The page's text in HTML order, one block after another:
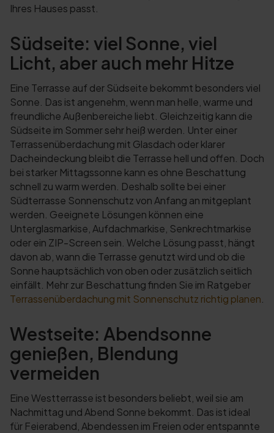
Ihres Hauses passt.
Südseite: viel Sonne, viel
Licht, aber auch mehr Hitze
Eine Terrasse auf der Südseite bekommt besonders viel
Sonne. Das ist angenehm, wenn man helle, warme und
freundliche Außenbereiche liebt. Gleichzeitig kann die
Südseite im Sommer sehr heiß werden. Unter einer
Terrassenüberdachung mit Glasdach oder klarer
Dacheindeckung bleibt die Terrasse hell und offen. Doch
bei starker Mittagssonne kann es ohne Beschattung
schnell zu warm werden. Deshalb sollte bei einer
Südterrasse Sonnenschutz von Anfang an mitgeplant
werden. Geeignete Lösungen können eine
Unterglasmarkise, Aufdachmarkise, Senkrechtmarkise
oder ein ZIP-Screen sein. Welche Lösung passt, hängt
davon ab, wann die Terrasse genutzt wird und ob die
Sonne hauptsächlich von oben oder zusätzlich seitlich
einfällt. Mehr zur Beschattung finden Sie im Ratgeber
Terrassenüberdachung mit Sonnenschutz richtig planen
Westseite: Abendsonne
genießen, Blendung
vermeiden
Eine Westterrasse ist besonders beliebt, weil sie am
Nachmittag und Abend Sonne bekommt. Das ist ideal
für Feierabend, Abendessen im Freien oder entspannte